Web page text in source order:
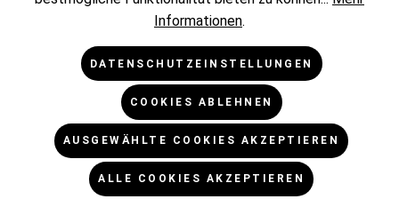
KUNDENINFORMATIONEN
RECHTLICHES
* Alle Preise exkl. gesetzl. Mehrwertsteuer zzgl.
Versandkosten
und ggf. Nachnahmegebühren, wenn nicht
Informationen.
DATENSCHUTZEINSTELLUNGEN
COOKIES ABLEHNEN
AUSGEWÄHLTE COOKIES AKZEPTIEREN
ALLE COOKIES AKZEPTIEREN